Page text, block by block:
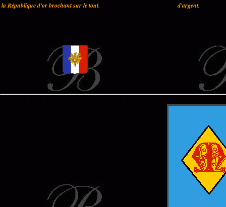
la République d'or brochant sur le tout.
d'argent.